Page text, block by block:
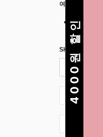
여기에서 저희
SHEIN STYLE
KR + 82
4000원 할인